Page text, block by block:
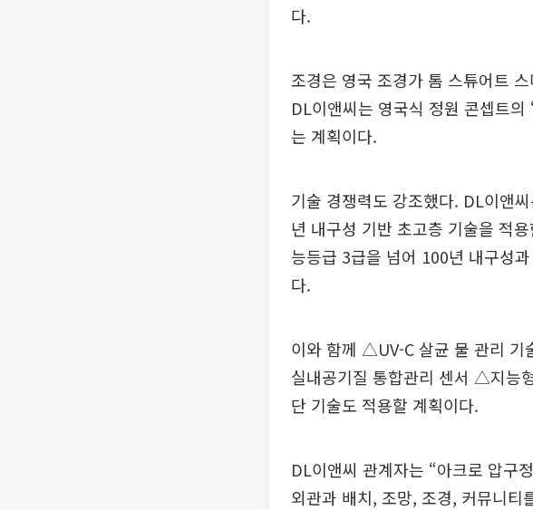
다.
조경은 영국 조경가 톰 스튜어트
DL이앤씨는 영국식 정원 콘셉트의
는 계획이다.
기술 경쟁력도 강조했다. DL이앤
년 내구성 기반 초고층 기술을 적
능등급 3급을 넘어 100년 내구성
다.
이와 함께 △UV-C 살균 물 관리
실내공기질 통합관리 센서 △지능
단 기술도 적용할 계획이다.
DL이앤씨 관계자는 “아크로 압구
외관과 배치, 조망, 조경, 커뮤니티